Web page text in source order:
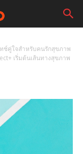
ทช์คู่ใจสำหรับคนรักสุขภาพ
เริ่มต้นเส้นทางสุขภาพ